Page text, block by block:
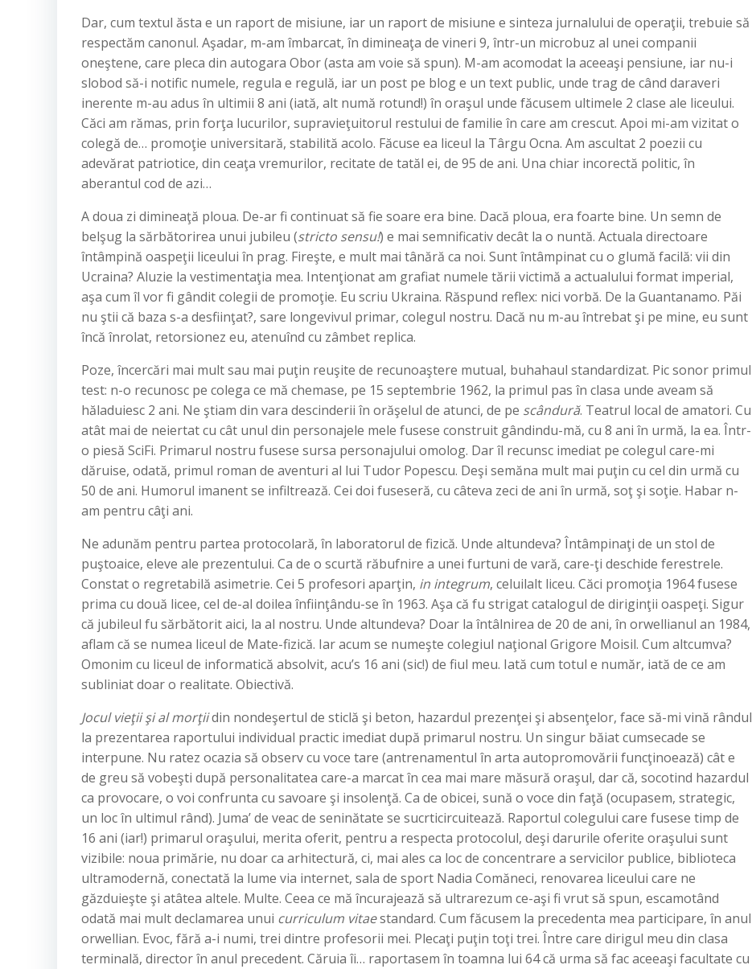
Dar, cum textul ăsta e un raport de misiune, iar un raport de misiune e sinteza jurnalului de operaţii, trebuie să
respectăm canonul. Aşadar, m-am îmbarcat, în dimineaţa de vineri 9, într-un microbuz al unei companii
oneştene, care pleca din autogara Obor (asta am voie să spun). M-am acomodat la aceeaşi pensiune, iar nu-i
slobod să-i notific numele, regula e regulă, iar un post pe blog e un text public, unde trag de când daraveri
inerente m-au adus în ultimii 8 ani (iată, alt numă rotund!) în oraşul unde făcusem ultimele 2 clase ale liceului.
Căci am rămas, prin forţa lucurilor, supravieţuitorul restului de familie în care am crescut. Apoi mi-am vizitat o
colegă de… promoţie universitară, stabilită acolo. Făcuse ea liceul la Târgu Ocna. Am ascultat 2 poezii cu
adevărat patriotice, din ceaţa vremurilor, recitate de tatăl ei, de 95 de ani. Una chiar incorectă politic, în
aberantul cod de azi…
A doua zi dimineaţă ploua. De-ar fi continuat să fie soare era bine. Dacă ploua, era foarte bine. Un semn de
belşug la sărbătorirea unui jubileu (stricto sensu!) e mai semnificativ decât la o nuntă. Actuala directoare
întâmpină oaspeţii liceului în prag. Fireşte, e mult mai tânără ca noi. Sunt întâmpinat cu o glumă facilă: vii din
Ucraina? Aluzie la vestimentaţia mea. Intenţionat am grafiat numele tării victimă a actualului format imperial,
aşa cum îl vor fi gândit colegii de promoţie. Eu scriu Ukraina. Răspund reflex: nici vorbă. De la Guantanamo. Păi
nu ştii că baza s-a desfiinţat?, sare longevivul primar, colegul nostru. Dacă nu m-au întrebat şi pe mine, eu sunt
încă înrolat, retorsionez eu, atenuînd cu zâmbet replica.
Poze, încercări mai mult sau mai puţin reuşite de recunoaştere mutual, buhahaul standardizat. Pic sonor primul
test: n-o recunosc pe colega ce mă chemase, pe 15 septembrie 1962, la primul pas în clasa unde aveam să
hăladuiesc 2 ani. Ne ştiam din vara descinderii în orăşelul de atunci, de pe scândură. Teatrul local de amatori. Cu
atât mai de neiertat cu cât unul din personajele mele fusese construit gândindu-mă, cu 8 ani în urmă, la ea. Într-
o piesă SciFi. Primarul nostru fusese sursa personajului omolog. Dar îl recunsc imediat pe colegul care-mi
dăruise, odată, primul roman de aventuri al lui Tudor Popescu. Deşi semăna mult mai puţin cu cel din urmă cu
50 de ani. Humorul imanent se infiltrează. Cei doi fuseseră, cu câteva zeci de ani în urmă, soţ şi soţie. Habar n-
am pentru câţi ani.
Ne adunăm pentru partea protocolară, în laboratorul de fizică. Unde altundeva? Întâmpinaţi de un stol de
puştoaice, eleve ale prezentului. Ca de o scurtă răbufnire a unei furtuni de vară, care-ţi deschide ferestrele.
Constat o regretabilă asimetrie. Cei 5 profesori aparţin, in integrum, celuilalt liceu. Căci promoţia 1964 fusese
prima cu două licee, cel de-al doilea înfiinţându-se în 1963. Aşa că fu strigat catalogul de diriginţii oaspeţi. Sigur
că jubileul fu sărbătorit aici, la al nostru. Unde altundeva? Doar la întâlnirea de 20 de ani, în orwellianul an 1984,
aflam că se numea liceul de Mate-fizică. Iar acum se numeşte colegiul naţional Grigore Moisil. Cum altcumva?
Omonim cu liceul de informatică absolvit, acu’s 16 ani (sic!) de fiul meu. Iată cum totul e număr, iată de ce am
subliniat doar o realitate. Obiectivă.
Jocul vieţii şi al morţiidin nondeşertul de sticlă şi beton, hazardul prezenţei şi absenţelor, face să-mi vină rândul
la prezentarea raportului individual practic imediat după primarul nostru. Un singur băiat cumsecade se
interpune. Nu ratez ocazia să observ cu voce tare (antrenamentul în arta autopromovării funcţinoează) cât e
de greu să vobeşti după personalitatea care-a marcat în cea mai mare măsură oraşul, dar că, socotind hazardul
ca provocare, o voi confrunta cu savoare şi insolenţă. Ca de obicei, sună o voce din faţă (ocupasem, strategic,
un loc în ultimul rând). Juma’ de veac de seninătate se sucrticircuitează. Raportul colegului care fusese timp de
16 ani (iar!) primarul oraşului, merita oferit, pentru a respecta protocolul, deşi darurile oferite oraşului sunt
vizibile: noua primărie, nu doar ca arhitectură, ci, mai ales ca loc de concentrare a servicilor publice, biblioteca
ultramodernă, conectată la lume via internet, sala de sport Nadia Comăneci, renovarea liceului care ne
găzduieşte şi atâtea altele. Multe. Ceea ce mă încurajează să ultrarezum ce-aşi fi vrut să spun, escamotând
odată mai mult declamarea unui curriculum vitaestandard. Cum făcusem la precedenta mea participare, în anul
orwellian. Evoc, fără a-i numi, trei dintre profesorii mei. Plecaţi puţin toţi trei. Între care dirigul meu din clasa
terminală, director în anul precedent. Căruia îi… raportasem în toamna lui 64 că urma să fac aceeaşi facultate cu